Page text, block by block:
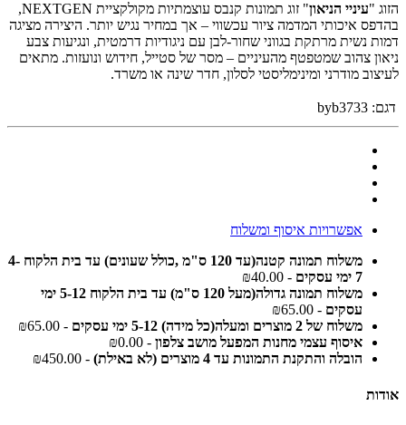
הזוג "עיניי הניאון
" זוג תמונות קנבס עוצמתיות מקולקציית NEXTGEN,
בהדפס איכותי המדמה ציור עכשווי – אך במחיר נגיש יותר. היצירה מציגה
דמות נשית מרתקת בגווני שחור-לבן עם ניגודיות דרמטית, ונגיעות צבע
ניאון צהוב שמטפטף מהעיניים – מסר של סטייל, חידוש ונועזות. מתאים
לעיצוב מודרני ומינימליסטי לסלון, חדר שינה או משרד.
דגם: byb3733
אפשרויות איסוף ומשלוח
משלוח תמונה קטנה(עד 120 ס"מ ,כולל שעונים) עד בית הלקוח 4-
7 ימי עסקים
- ₪40.00
משלוח תמונה גדולה(מעל 120 ס"מ) עד בית הלקוח 5-12 ימי
עסקים - ₪65.00
משלוח של 2 מוצרים ומעלה(כל מידה) 5-12 ימי עסקים
- ₪65.00
איסוף עצמי מחנות המפעל מושב צלפון - ₪0.00
הובלה והתקנת התמונות עד 4 מוצרים (לא באילת)
- ₪450.00
אודות